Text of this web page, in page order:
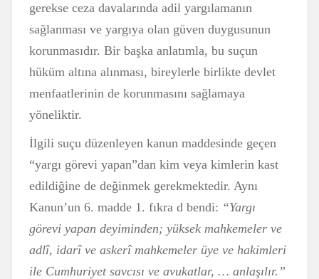
gerekse ceza davalarında adil yargılamanın
sağlanması ve yargıya olan güven duygusunun
korunmasıdır. Bir başka anlatımla, bu suçun
hüküm altına alınması, bireylerle birlikte devlet
menfaatlerinin de korunmasını sağlamaya
yöneliktir.
İlgili suçu düzenleyen kanun maddesinde geçen
“yargı görevi yapan”dan kim veya kimlerin kast
edildiğine de değinmek gerekmektedir. Aynı
Kanun’un 6. madde 1. fıkra d bendi: “Yargı
görevi yapan deyiminden; yüksek mahkemeler ve
adlî, idarî ve askerî mahkemeler üye ve hakimleri
ile Cumhuriyet savcısı ve avukatlar, … anlaşılır.”